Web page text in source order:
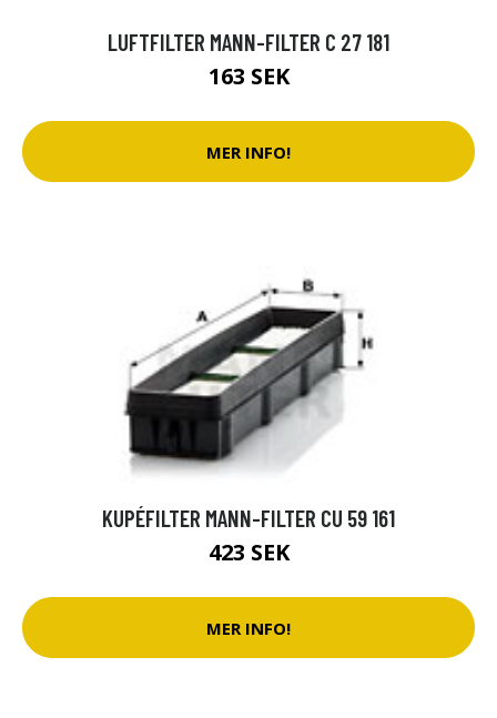
LUFTFILTER MANN-FILTER C 27 181
163 SEK
MER INFO!
KUPÉFILTER MANN-FILTER CU 59 161
423 SEK
MER INFO!